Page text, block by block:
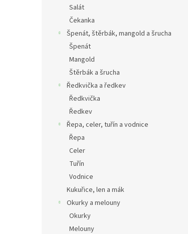
Salát
Čekanka
Špenát, štěrbák, mangold a šrucha
Špenát
Mangold
Štěrbák a šrucha
Ředkvička a ředkev
Ředkvička
Ředkev
Řepa, celer, tuřín a vodnice
Řepa
Celer
Tuřín
Vodnice
Kukuřice, len a mák
Okurky a melouny
Okurky
Melouny